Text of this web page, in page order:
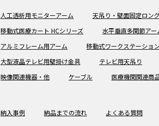
人工透析用モニターアーム
天吊り・壁面固定ロン
移動式医療カート HCシリーズ
水平垂直多関節アー
アルミフレーム用アーム
移動式ワークステーショ
大型液晶テレビ用壁掛け金具
テレビ用天吊り
映像関連機器・他
ケーブル 医療機関関連商
納入事例 納品までの流れ よくある質問